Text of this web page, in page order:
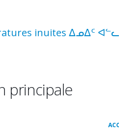
inuites ᐃᓄᐃᑦ
principale